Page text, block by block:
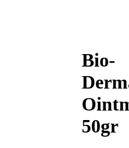
Bio-
50gr